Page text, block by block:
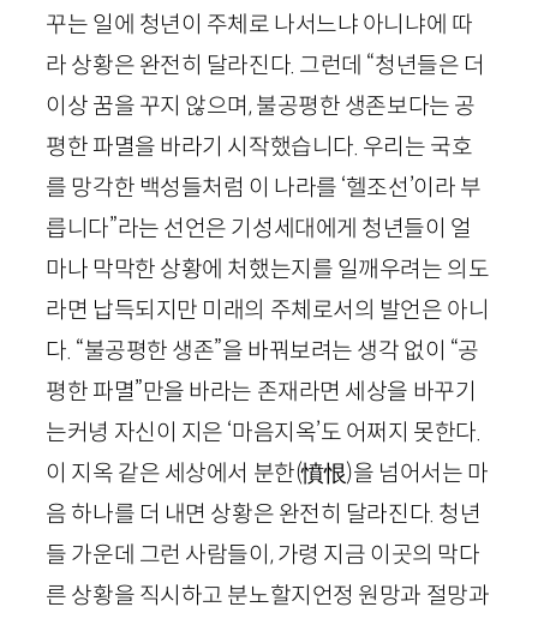
꾸는 일에 청년이 주체로 나서느냐 아니냐에 따
라 상황은 완전히 달라진다. 그런데 “청년들은 더
이상 꿈을 꾸지 않으며, 불공평한 생존보다는 공
평한 파멸을 바라기 시작했습니다. 우리는 국호
를 망각한 백성들처럼 이 나라를 ‘헬조선’이라 부
릅니다”라는 선언은 기성세대에게 청년들이 얼
마나 막막한 상황에 처했는지를 일깨우려는 의도
라면 납득되지만 미래의 주체로서의 발언은 아니
다. “불공평한 생존”을 바꿔보려는 생각 없이 “공
평한 파멸”만을 바라는 존재라면 세상을 바꾸기
는커녕 자신이 지은 ‘마음지옥’도 어쩌지 못한다.
이 지옥 같은 세상에서 분한(憤恨)을 넘어서는 마
음 하나를 더 내면 상황은 완전히 달라진다. 청년
들 가운데 그런 사람들이, 가령 지금 이곳의 막다
른 상황을 직시하고 분노할지언정 원망과 절망과